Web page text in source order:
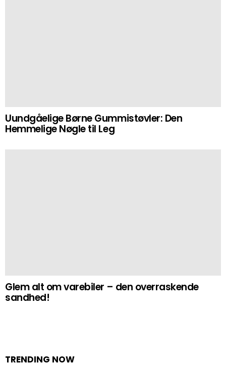
Uundgåelige Børne Gummistøvler: Den
Hemmelige Nøgle til Leg
Glem alt om varebiler – den overraskende
sandhed!
TRENDING NOW